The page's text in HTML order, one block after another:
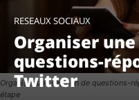
Organiser une session de questions-
étape
RESEAUX SOCIAUX
Organiser
questions-
Twitter